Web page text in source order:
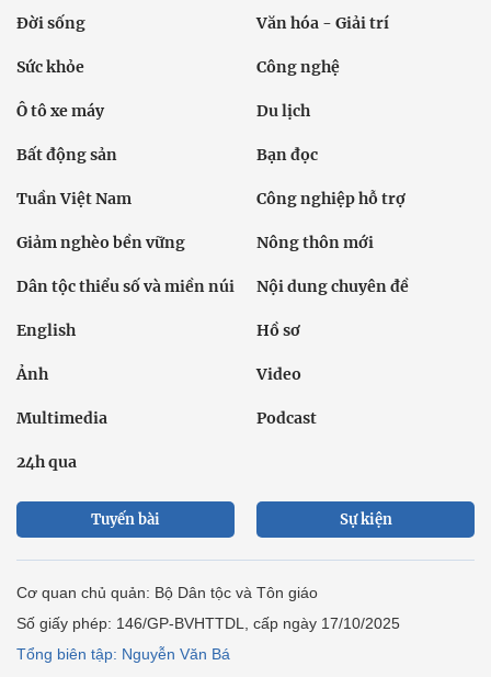
Đời sống Văn hóa - Giải trí
Sức khỏe Công nghệ
Ô tô xe máy Du lịch
Bất động sản Bạn đọc
Tuần Việt Nam Công nghiệp hỗ trợ
Giảm nghèo bền vững Nông thôn mới
Dân tộc thiểu số và miền núi Nội dung chuyên đề
English Hồ sơ
Ảnh Video
Multimedia Podcast
24h qua
Tuyến bài Sự kiện
Cơ quan chủ quản: Bộ Dân tộc và Tôn giáo
Số giấy phép: 146/GP-BVHTTDL, cấp ngày 17/10/2025
Tổng biên tập: Nguyễn Văn Bá